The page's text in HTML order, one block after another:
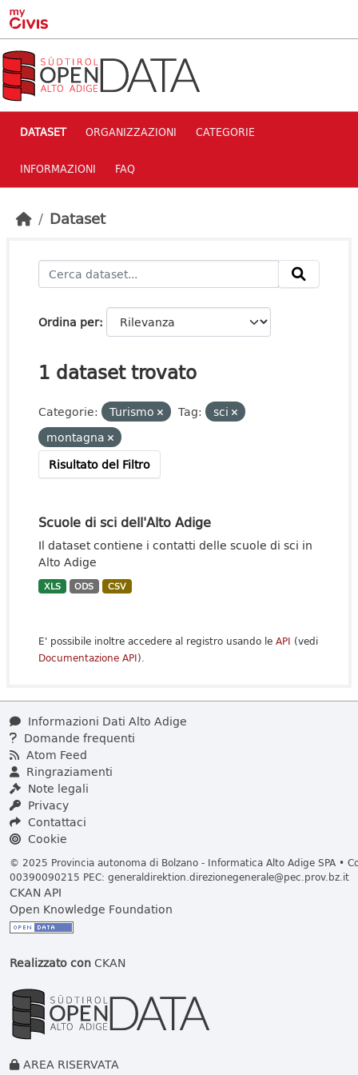
Skip to main content
DATASET ORGANIZZAZIONI CATEGORIE
INFORMAZIONI FAQ
Dataset
Ordina per
1 dataset trovato
Categorie: Turismo Tag:
sci
montagna
Risultato del Filtro
Scuole di sci dell'Alto Adige
Il dataset contiene i contatti delle scuole di sci in
Alto Adige
XLS ODS CSV
E' possibile inoltre accedere al registro usando le API (vedi
Documentazione API).
Informazioni Dati Alto Adige
Domande frequenti
Atom Feed
Ringraziamenti
Note legali
Privacy
Contattaci
Cookie
© 2025 Provincia autonoma di Bolzano - Informatica Alto Adige SPA •
00390090215 PEC: generaldirektion.direzionegenerale@pec.prov.bz.it
CKAN API
Open Knowledge Foundation
Realizzato conCKAN
AREA RISERVATA